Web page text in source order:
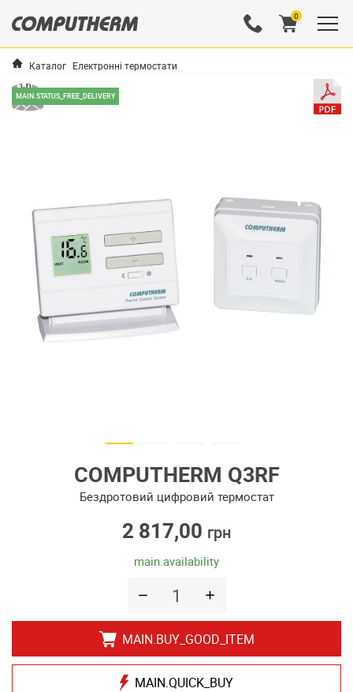
0
Каталог Електронні термостати
MAIN.STATUS_FREE_DELIVERY
COMPUTHERM Q3RF
Бездротовий цифровий термостат
2 817,00 грн
main.availability
MAIN.BUY_GOOD_ITEM
MAIN.QUICK_BUY